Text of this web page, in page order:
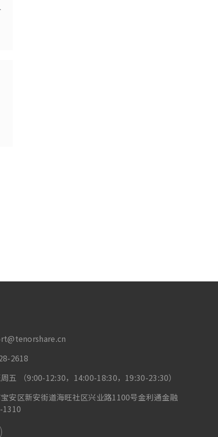
2618
五 （9:00-12:30，14:00-18:30，19:30-23:30）
安区新安街道海旺社区兴业路1100号金利通金融
1310